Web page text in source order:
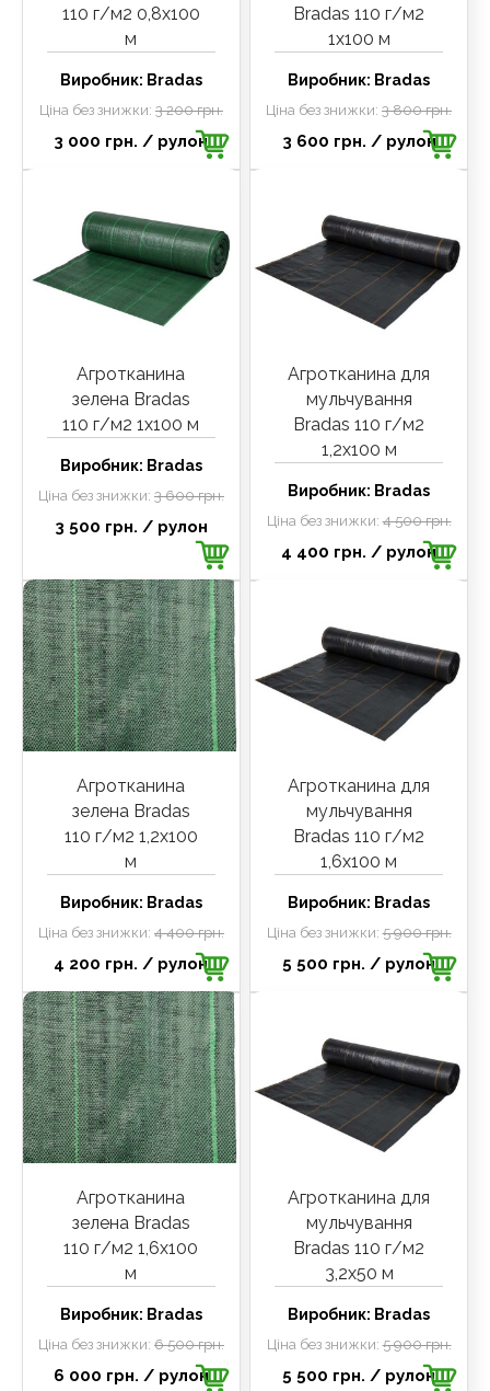
110 г/м2 0,8х100
м
Виробник: Bradas
Ціна без знижки: 3 200 грн.
3 000 грн. / рулон
Bradas 110 г/м2
1х100 м
Виробник: Bradas
Ціна без знижки:3 800 грн.
3 600 грн. / рулон
Агротканина
зелена Bradas
110 г/м2 1х100 м
Виробник: Bradas
Ціна без знижки: 3 600 грн.
3 500 грн. / рулон
Агротканина для
мульчування
Bradas 110 г/м2
1,2х100 м
Виробник: Bradas
Ціна без знижки:4 500 грн.
4 400 грн. / рулон
Агротканина
зелена Bradas
110 г/м2 1,2х100
м
Виробник: Bradas
Ціна без знижки: 4 400 грн.
4 200 грн. / рулон
Агротканина для
мульчування
Bradas 110 г/м2
1,6х100 м
Виробник: Bradas
Ціна без знижки:5 900 грн.
5 500 грн. / рулон
Агротканина
зелена Bradas
110 г/м2 1,6х100
м
Виробник: Bradas
Ціна без знижки: 6 500 грн.
6 000 грн. / рулон
Агротканина для
мульчування
Bradas 110 г/м2
3,2х50 м
Виробник: Bradas
Ціна без знижки:5 900 грн.
5 500 грн. / рулон